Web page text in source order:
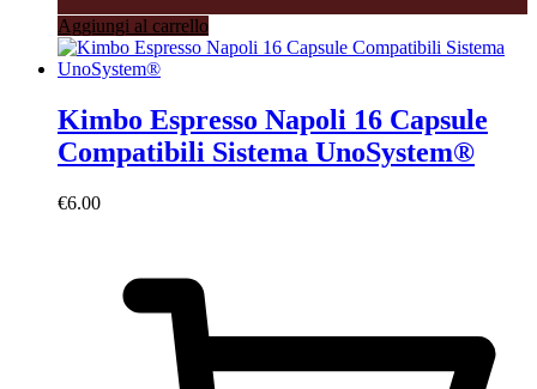
Aggiungi al carrello
Kimbo Espresso Napoli 16 Capsule
Compatibili Sistema UnoSystem®
€6.00